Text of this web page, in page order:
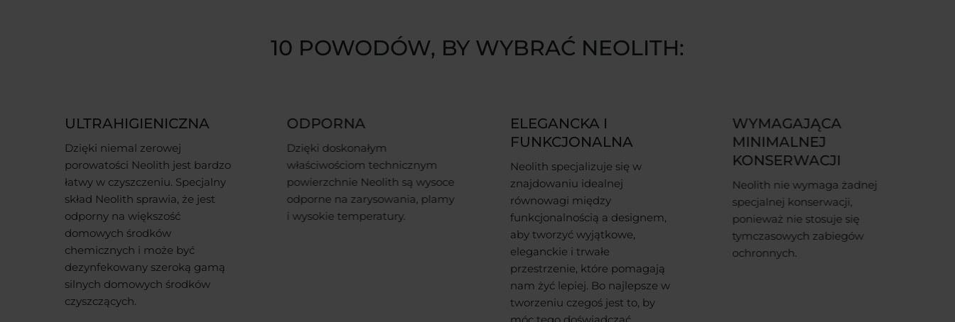
10 POWODÓW, BY WYBRAĆ NEOLITH:
ODPORNA
Dzięki doskonałym
właściwościom technicznym
powierzchnie Neolith są wysoce
odporne na zarysowania, plamy
i wysokie temperatury.
ELEGANCKA I
FUNKCJONALNA
Neolith specjalizuje się w
znajdowaniu idealnej
równowagi między
funkcjonalnością a designem,
WYMAGAJĄCA
MINIMALNEJ
KONSERWACJI
Neolith nie wymaga żadnej
specjalnej konserwacji,
ponieważ nie stosuje się
tymczasowych zabiegów
ochronnych.
WSZECHSTRONNA
Przeznaczone do wnętrz i
przestrzeni zewnętrznych, a
także do przestrzeni
komercyjnych i mieszkalnych,
powierzchnie Neolith zostały
zaprojektowane tak, aby
uwolnić wyobraźnię i tworzyć